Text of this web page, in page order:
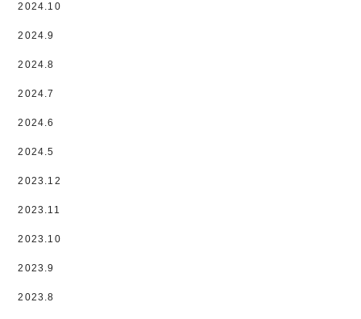
2024.10
2024.9
2024.8
2024.7
2024.6
2024.5
2023.12
2023.11
2023.10
2023.9
2023.8